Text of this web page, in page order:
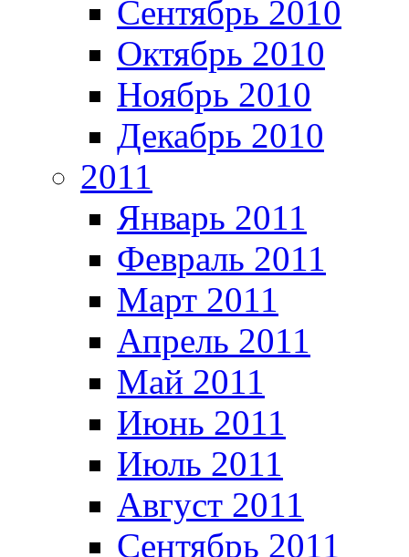
Сентябрь 2010
Октябрь 2010
Ноябрь 2010
Декабрь 2010
2011
Январь 2011
Февраль 2011
Март 2011
Апрель 2011
Май 2011
Июнь 2011
Июль 2011
Август 2011
Сентябрь 2011